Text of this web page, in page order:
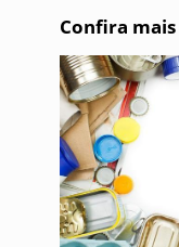
Confira